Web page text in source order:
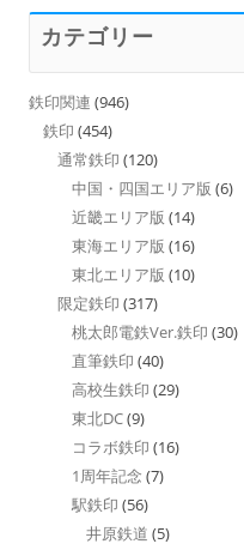
カテゴリー
鉄印関連 (946)
鉄印 (454)
通常鉄印 (120)
中国・四国エリア版 (6)
近畿エリア版 (14)
東海エリア版 (16)
東北エリア版 (10)
限定鉄印 (317)
桃太郎電鉄Ver.鉄印 (30)
直筆鉄印 (40)
高校生鉄印 (29)
東北DC(9)
コラボ鉄印 (16)
1周年記念 (7)
駅鉄印 (56)
井原鉄道 (5)